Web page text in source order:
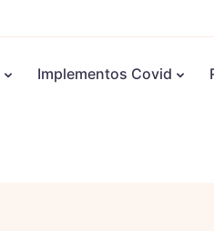
Implementos Covid